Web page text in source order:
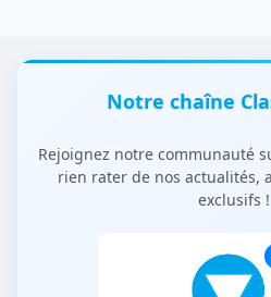
Notre chaîne
Rejoignez notre communauté
rien rater de nos actualités,
exclusifs !